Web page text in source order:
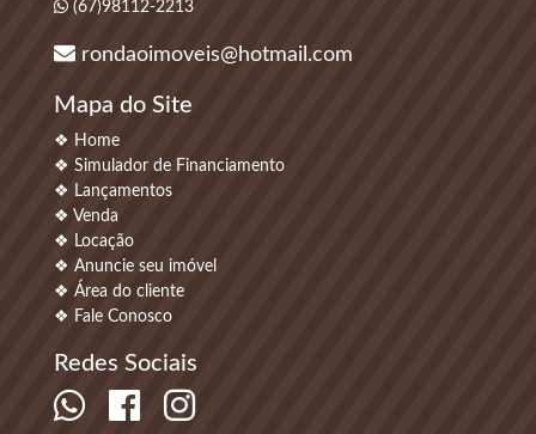
(67)98112-2213
rondaoimoveis@hotmail.com
Mapa do Site
❖ Home
❖ Simulador de Financiamento
❖ Lançamentos
❖ Venda
❖ Locação
❖ Anuncie seu imóvel
❖ Área do cliente
❖ Fale Conosco
Redes Sociais